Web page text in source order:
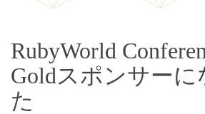
RubyWorld
Goldスポンサーに
た